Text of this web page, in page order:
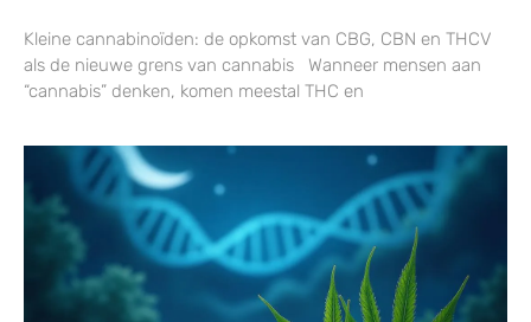
Kleine cannabinoïden: de opkomst van CBG, CBN en THCV
als de nieuwe grens van cannabis Wanneer mensen aan
“cannabis” denken, komen meestal THC en